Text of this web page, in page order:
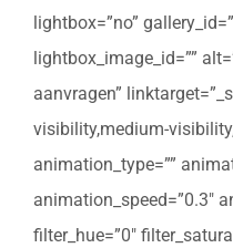
lightbox=”no”
lightbox_image_id=””
aanvragen”
visibility,medium-
animation_type=””
animation_speed=”0.3″
filter_hue=”0″